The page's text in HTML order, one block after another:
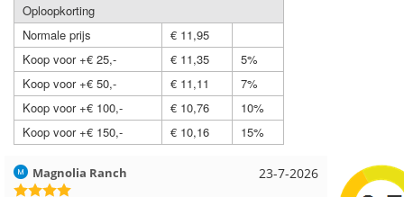
Oploopkorting
Normale prijs
€ 11,95
Koop voor +€ 25,-
€ 11,35
5%
Koop voor +€ 50,-
€ 11,11
7%
Koop voor +€ 100,-
€ 10,76
10%
Koop voor +€ 150,-
€ 10,16 15%
17-7-2026
Hilde uit Loyers Loes uit